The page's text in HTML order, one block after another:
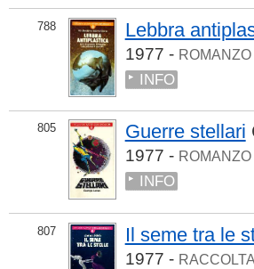
788 Lebbra
1977 - ROMANZO
INFO
805 Guerre stellari
1977 - ROMANZO
INFO
807 Il seme tra le
1977 -